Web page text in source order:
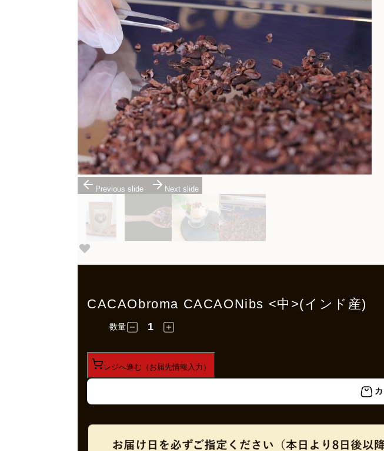
Previous slide Next slide
CACAObroma CACAONibs <中>(インド産)
数量
レジへ進む（お届先情報入力）